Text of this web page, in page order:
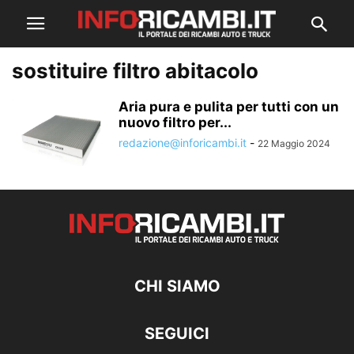
sostituire filtro abitacolo
Aria pura e pulita per tutti con un
nuovo filtro per...
redazione@inforicambi.it - 22 Maggio 2024
CHI SIAMO
SEGUICI